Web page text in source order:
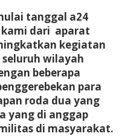
tanggal a24
kami dari aparat
kegiatan
wilayah
beberapa
para
roda dua yang
yang di anggap
di masyarakat.